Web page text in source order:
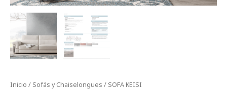
Inicio / Sofás y Chaiselongues / SOFA KEISI